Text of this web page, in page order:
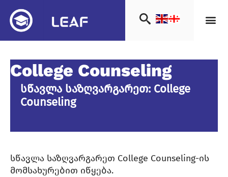
College Counseling
სწავლა საზღვარგარეთ: College
Counseling
სწავლა საზღვარგარეთ College Counseling-ის
მომსახურებით იწყება.